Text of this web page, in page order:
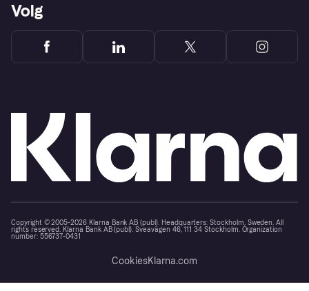
Volg
Copyright © 2005-2026 Klarna Bank AB (publ). Headquarters: Stockholm, Sweden. All
rights reserved. Klarna Bank AB (publ). Sveavägen 46, 111 34 Stockholm. Organization
number: 556737-0431
CookiesKlarna.com